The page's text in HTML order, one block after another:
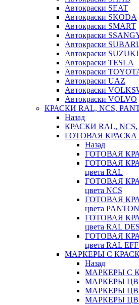
Автокраски SEAT
Автокраски SKODA
Автокраски SMART
Автокраски
Автокраски
Автокраски SUZUKI
Автокраски TESLA
Автокраски
Автокраски UAZ
Автокраски
Автокраски VOLVO
КРАСКИ RAL, NCS,
Назад
КРАСКИ RAL, NCS,
ГОТОВАЯ
Назад
ГОТОВАЯ
ГОТОВАЯ
цвета RAL
ГОТОВАЯ
цвета NCS
ГОТОВАЯ
цвета
ГОТОВАЯ
цвета RAL
ГОТОВАЯ
цвета RAL
МАРКЕРЫ С
Назад
МАРКЕРЫ С
МАРКЕРЫ
МАРКЕРЫ
МАРКЕРЫ